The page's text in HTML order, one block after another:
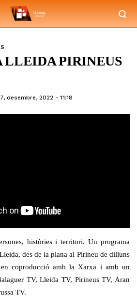
LLEIDA PIRINEUS
desembre, 2022 - 11:18
històries i territori. Un programa
des de la plana al Pirineu de dilluns
coproducció amb la Xarxa i amb un
TV, Lleida TV, Pirineus TV, Aran
TV.